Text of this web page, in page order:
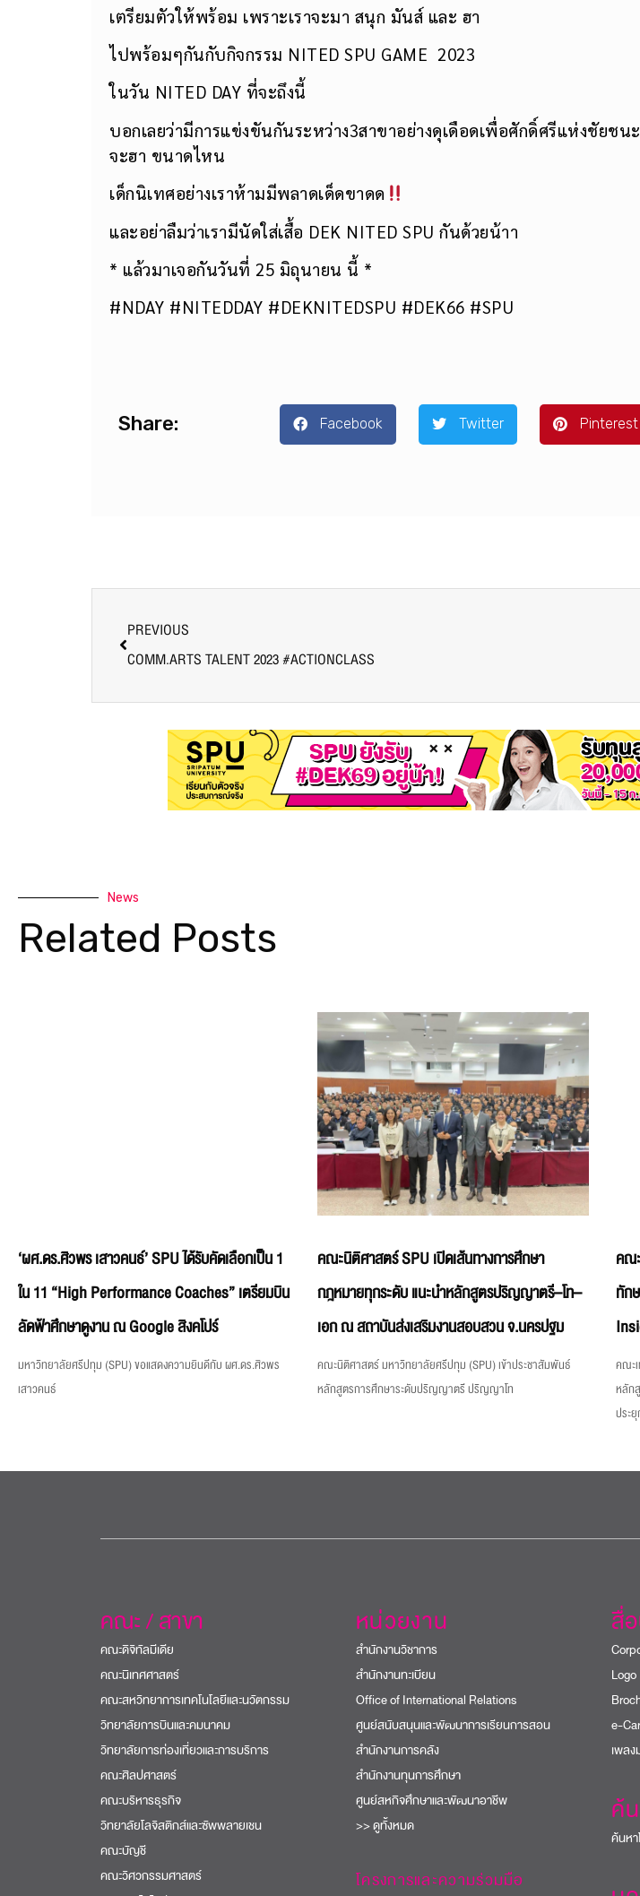
เตรียมตัวให้พร้อม เพราะเราจะมา สนุก มันส์ และ ฮา
ไปพร้อมๆกันกับกิจกรรม NITED SPU GAME 2023
ในวัน NITED DAY ที่จะถึงนี้
บอกเลยว่ามีการแข่งขันกันระหว่าง3สาขาอย่างดุเดือดเพื่อศักดิ์ศรีแห่งชัยช
จะฮา ขนาดไหน
เด็กนิเทศอย่างเราห้ามมีพลาดเด็ดขาดด
และอย่าลืมว่าเรามีนัดใส่เสื้อ DEK NITED SPU กันด้วยน้าา
* แล้วมาเจอกันวันที่ 25 มิถุนายน นี้ *
#NDAY #NITEDDAY #DEKNITEDSPU #DEK66 #SPU
Share: Facebook Twitter Pinterest
PREVIOUS
COMM.ARTS TALENT 2023 #ACTIONCLASS
News
Related Posts
‘ผศ.ดร.ศิวพร เสาวคนธ์’ SPU ได้รับคัดเลือกเป็น 1
ใน 11 “High Performance Coaches” เตรียมบิน
ลัดฟ้าศึกษาดูงาน ณ Google สิงคโปร์
มหาวิทยาลัยศรีปทุม (SPU) ขอแสดงความยินดีกับ ผศ.ดร.ศิวพร
เสาวคนธ์
คณะนิติศาสตร์ SPU เปิดเส้นทางการศึกษา
กฎหมายทุกระดับ แนะนำหลักสูตรปริญญาตรี–โท–
เอก ณ สถาบันส่งเสริมงานสอบสวน จ.นครปฐม
คณะนิติศาสตร์ มหาวิทยาลัยศรีปทุม (SPU) เข้าประชาสัมพันธ์
หลักสูตรการศึกษาระดับปริญญาตรี ปริญญาโท
คณ
ทัก
คณะ
หลัก
ประ
คณะ / สาขา
คณะดิจิทัลมีเดีย
คณะนิเทศศาสตร์
คณะสหวิทยาการเทคโนโลยีและนวัตกรรม
วิทยาลัยการบินและคมนาคม
วิทยาลัยการท่องเที่ยวและการบริการ
คณะศิลปศาสตร์
คณะบริหารธุรกิจ
วิทยาลัยโลจิสติกส์และซัพพลายเชน
คณะบัญชี
คณะวิศวกรรมศาสตร์
หน่วยงาน
สำนักงานวิชาการ
สำนักงานทะเบียน
Office of International Relations
ศูนย์สนับสนุนและพัฒนาการเรียนการสอน
สำนักงานการคลัง
สำนักงานทุนการศึกษา
ศูนย์สหกิจศึกษาและพัฒนาอาชีพ
>> ดูทั้งหมด
โครงการและความร่วมมือ
สื่
Logo
e-
เพล
ค้
ค้นหา